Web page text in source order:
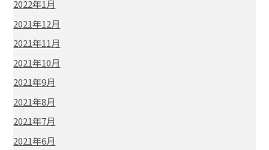
2022年1月
2021年12月
2021年11月
2021年10月
2021年9月
2021年8月
2021年7月
2021年6月